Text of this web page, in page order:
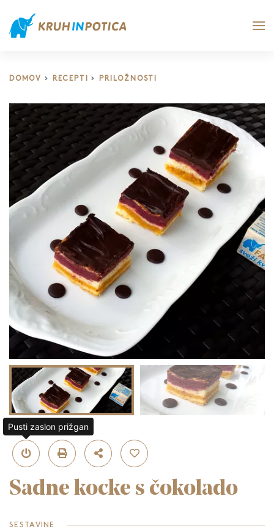
DOMOV RECEPTI PRILOŽNOSTI
Sadne kocke s čokolado
SESTAVINE
Pusti zaslon prižgan